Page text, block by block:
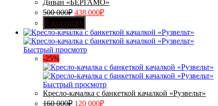
Диван «БЕРГАМО»
500 000₽ 438 000₽
В корзину
Быстрый просмотр
-25%
Быстрый просмотр
Кресло-качалка с банкеткой качалкой «Рузвельт»
160 000₽ 120 000₽